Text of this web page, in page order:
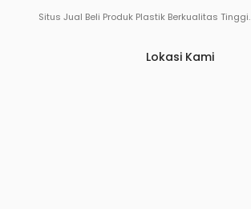
Situs Jual Beli Produk Plastik Berkualitas Tinggi.
Lokasi Kami